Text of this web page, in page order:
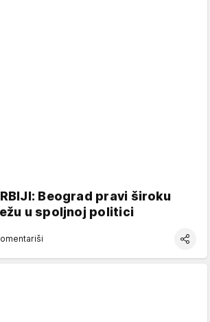
Beograd pravi široku
u spoljnoj politici